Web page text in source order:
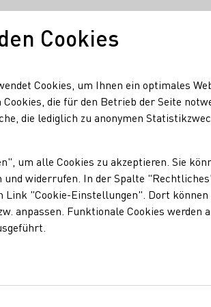
Cookies
Cookies, um Ihnen ein optimales
die für den Betrieb der Seite
die lediglich zu anonymen
um alle Cookies zu akzeptieren. Sie
und widerrufen. In der Spalte
Link "Cookie-Einstellungen". Dort können
anpassen. Funktionale Cookies werden